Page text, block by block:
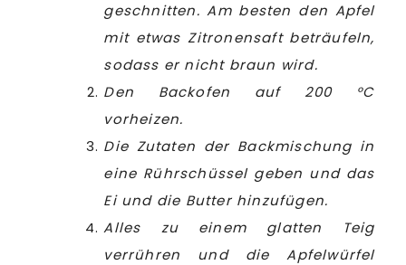
geschnitten. Am besten den Apfel
mit etwas Zitronensaft beträufeln,
sodass er nicht braun wird.
Den Backofen auf 200 °C
vorheizen.
Die Zutaten der Backmischung in
eine Rührschüssel geben und das
Ei und die Butter hinzufügen.
Alles zu einem glatten Teig
verrühren und die Apfelwürfel